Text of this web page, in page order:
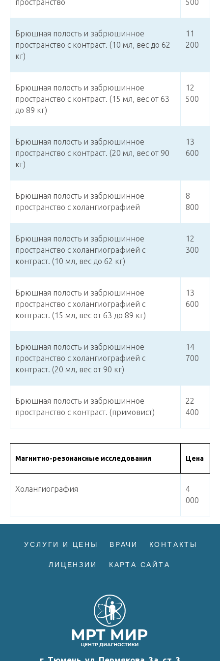
пространство
500
Брюшная полость и забрюшинное
пространство с контраст. (10 мл, вес до 62
кг)
11
200
Брюшная полость и забрюшинное
пространство с контраст. (15 мл, вес от 63
до 89 кг)
12
500
Брюшная полость и забрюшинное
пространство с контраст. (20 мл, вес от 90
кг)
13
600
Брюшная полость и забрюшинное
пространство с холангиографией
8
800
Брюшная полость и забрюшинное
пространство с холангиографией с
контраст. (10 мл, вес до 62 кг)
12
300
Брюшная полость и забрюшинное
пространство с холангиографией с
контраст. (15 мл, вес от 63 до 89 кг)
13
600
Брюшная полость и забрюшинное
пространство с холангиографией с
контраст. (20 мл, вес от 90 кг)
14
700
Брюшная полость и забрюшинное
пространство с контраст. (примовист)
22
400
Магнитно-резонансные исследования Цена
Холангиография
4
000